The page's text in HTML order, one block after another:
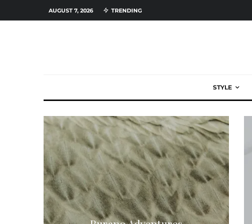
AUGUST 7, 2026 TRENDING
STYLE